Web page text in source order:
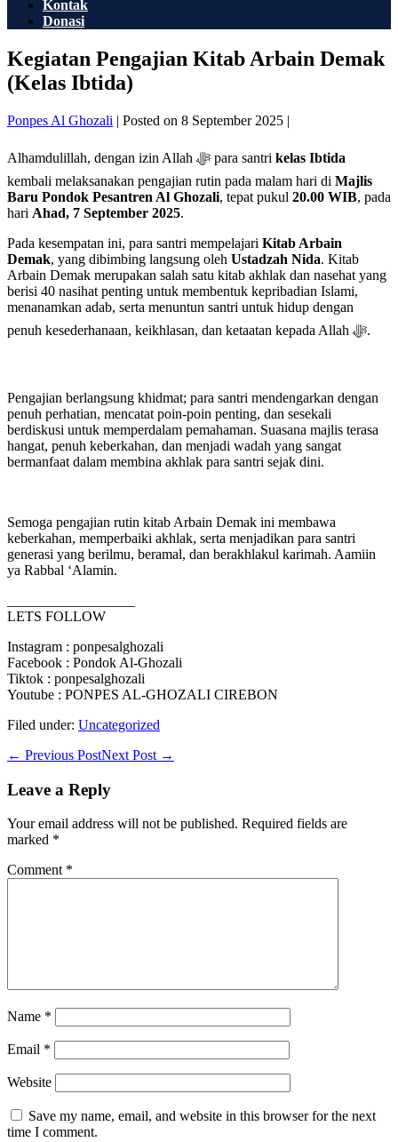
Kontak
Donasi
Kegiatan Pengajian Kitab Arbain Demak
(Kelas Ibtida)
Ponpes Al Ghozali | Posted on 8 September 2025 |
Alhamdulillah, dengan izin Allah ﷻ para santri kelas Ibtida
kembali melaksanakan pengajian rutin pada malam hari di Majlis
Baru Pondok Pesantren Al Ghozali, tepat pukul 20.00 WIB, pada
hari Ahad, 7 September 2025.
Pada kesempatan ini, para santri mempelajari Kitab Arbain
Demak, yang dibimbing langsung oleh Ustadzah Nida. Kitab
Arbain Demak merupakan salah satu kitab akhlak dan nasehat yang
berisi 40 nasihat penting untuk membentuk kepribadian Islami,
menanamkan adab, serta menuntun santri untuk hidup dengan
penuh kesederhanaan, keikhlasan, dan ketaatan kepada Allah ﷻ.
Pengajian berlangsung khidmat; para santri mendengarkan dengan
penuh perhatian, mencatat poin-poin penting, dan sesekali
berdiskusi untuk memperdalam pemahaman. Suasana majlis terasa
hangat, penuh keberkahan, dan menjadi wadah yang sangat
bermanfaat dalam membina akhlak para santri sejak dini.
Semoga pengajian rutin kitab Arbain Demak ini membawa
keberkahan, memperbaiki akhlak, serta menjadikan para santri
generasi yang berilmu, beramal, dan berakhlakul karimah. Aamiin
ya Rabbal ‘Alamin.
LETS FOLLOW
Instagram : ponpesalghozali
Facebook : Pondok Al-Ghozali
Tiktok : ponpesalghozali
Youtube : PONPES AL-GHOZALI CIREBON
Filed under: Uncategorized
Post
← Previous PostNext Post →
Leave a Reply
Your email address will not be published. Required fields are
marked *
Comment *
Name *
Email *
Website
Save my name, email, and website in this browser for the next
time I comment.